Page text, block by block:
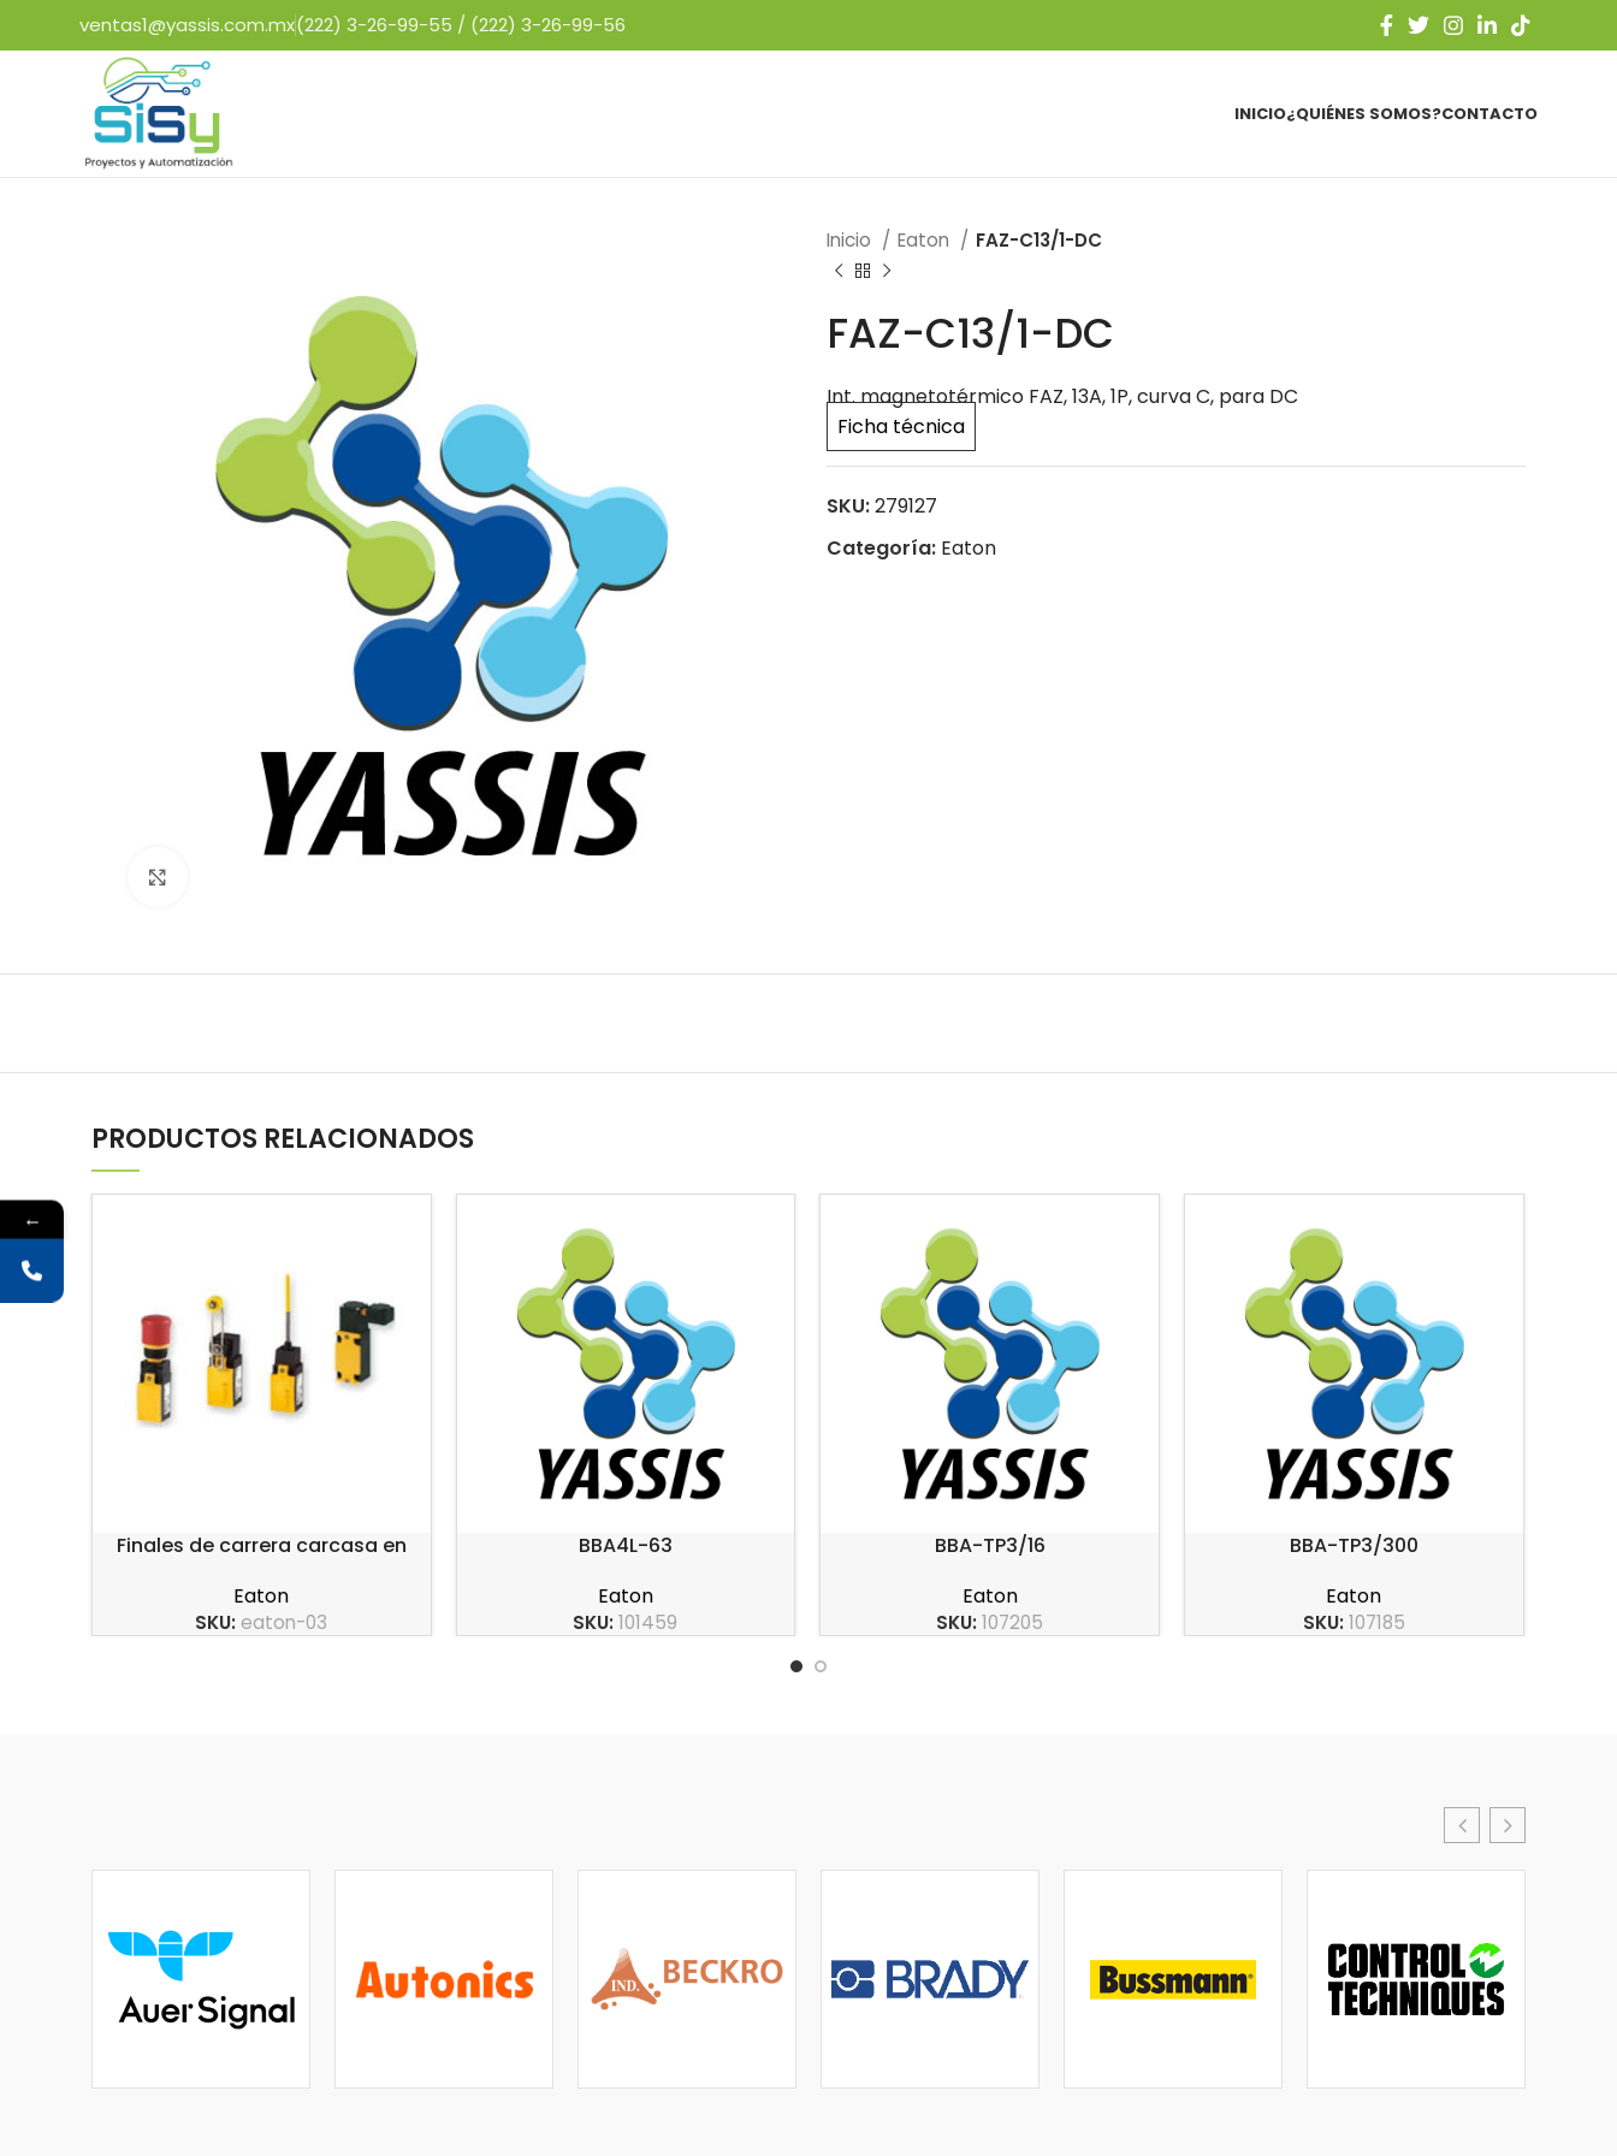
ventas1@yassis.com.mx(222) 3-26-99-55 / (222) 3-26-99-56
INICIO¿QUIÉNES SOMOS?CONTACTO
Inicio Eaton FAZ-C13/1-DC
FAZ-C13/1-DC
Int. magnetotérmico FAZ, 13A, 1P, curva C, para DC
Ficha técnica
SKU:279127
Categoría: Eaton
PRODUCTOS RELACIONADOS
Finales de carrera carcasa en
Eaton
SKU: eaton-03
BBA4L-63
Eaton
SKU:101459
BBA-TP3/16
Eaton
SKU:107205
BBA-TP3/300
Eaton
SKU:107185
←